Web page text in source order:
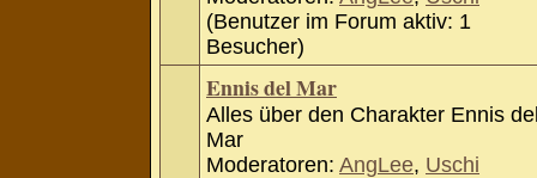
(Benutzer im Forum aktiv: 1
Besucher)
Ennis del Mar
Alles über den Charakter Ennis
Mar
Moderatoren: AngLee, Uschi